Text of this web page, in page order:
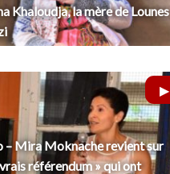
Khaloudja, la mère de Lounes
– Mira Moknache revient sur
référendum » qui ont